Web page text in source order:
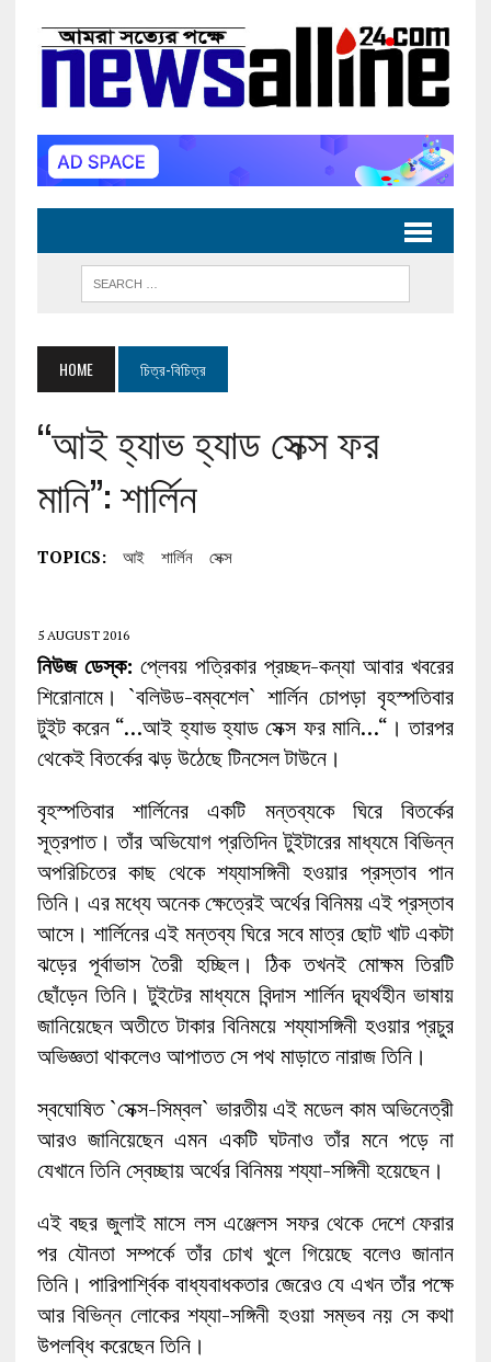
HOME চিত্র-বিচিত্র
“আই হ্যাভ হ্যাড সেক্স ফর
মানি”: শার্লিন
TOPICS: আই শার্লিন সেক্স
5 AUGUST 2016
নিউজ ডেস্ক: প্লেবয় পত্রিকার প্রচ্ছদ-কন্যা আবার খবরের
শিরোনামে। `বলিউড-বম্বশেল` শার্লিন চোপড়া বৃহস্পতিবার
টুইট করেন “…আই হ্যাভ হ্যাড সেক্স ফর মানি…“। তারপর
থেকেই বিতর্কের ঝড় উঠেছে টিনসেল টাউনে।
বৃহস্পতিবার শার্লিনের একটি মন্তব্যকে ঘিরে বিতর্কের
সূত্রপাত। তাঁর অভিযোগ প্রতিদিন টুইটারের মাধ্যমে বিভিন্ন
অপরিচিতের কাছ থেকে শয্যাসঙ্গিনী হওয়ার প্রস্তাব পান
তিনি। এর মধ্যে অনেক ক্ষেত্রেই অর্থের বিনিময় এই প্রস্তাব
আসে। শার্লিনের এই মন্তব্য ঘিরে সবে মাত্র ছোট খাট একটা
ঝড়ের পূর্বাভাস তৈরী হচ্ছিল। ঠিক তখনই মোক্ষম তিরটি
ছোঁড়েন তিনি। টুইটের মাধ্যমে বিন্দাস শার্লিন দ্ব্যর্থহীন ভাষায়
জানিয়েছেন অতীতে টাকার বিনিময়ে শয্যাসঙ্গিনী হওয়ার প্রচুর
অভিজ্ঞতা থাকলেও আপাতত সে পথ মাড়াতে নারাজ তিনি।
স্বঘোষিত `সেক্স-সিম্বল` ভারতীয় এই মডেল কাম অভিনেত্রী
আরও জানিয়েছেন এমন একটি ঘটনাও তাঁর মনে পড়ে না
যেখানে তিনি স্বেচ্ছায় অর্থের বিনিময় শয্যা-সঙ্গিনী হয়েছেন।
এই বছর জুলাই মাসে লস এঞ্জেলস সফর থেকে দেশে ফেরার
পর যৌনতা সম্পর্কে তাঁর চোখ খুলে গিয়েছে বলেও জানান
তিনি। পারিপার্শ্বিক বাধ্যবাধকতার জেরেও যে এখন তাঁর পক্ষে
আর বিভিন্ন লোকের শয্যা-সঙ্গিনী হওয়া সম্ভব নয় সে কথা
উপলব্ধি করেছেন তিনি।